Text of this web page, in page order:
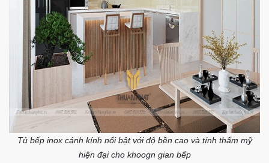
Tủ bếp inox cánh kính nổi bật với độ bền cao và tính thẩm mỹ
hiện đại cho khoogn gian bếp